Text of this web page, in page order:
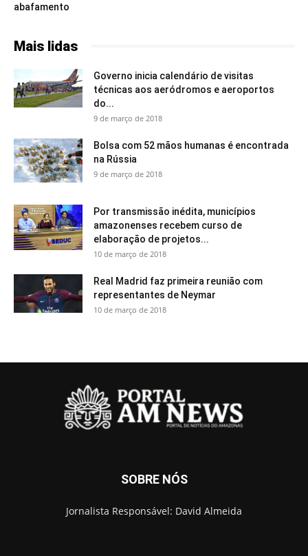
abafamento
Mais lidas
Governo inicia calendário de visitas
técnicas aos aeródromos e aeroportos
do...
9 de março de 2018
Bolsa com 52 mãos humanas é encontrada
na Rússia
9 de março de 2018
Por transmissão inédita, municípios
amazonenses recebem curso de
elaboração de projetos...
10 de março de 2018
Real Madrid faz primeira reunião com
representantes de Neymar
10 de março de 2018
SOBRE NÓS
Jornalista Responsável: David Almeida